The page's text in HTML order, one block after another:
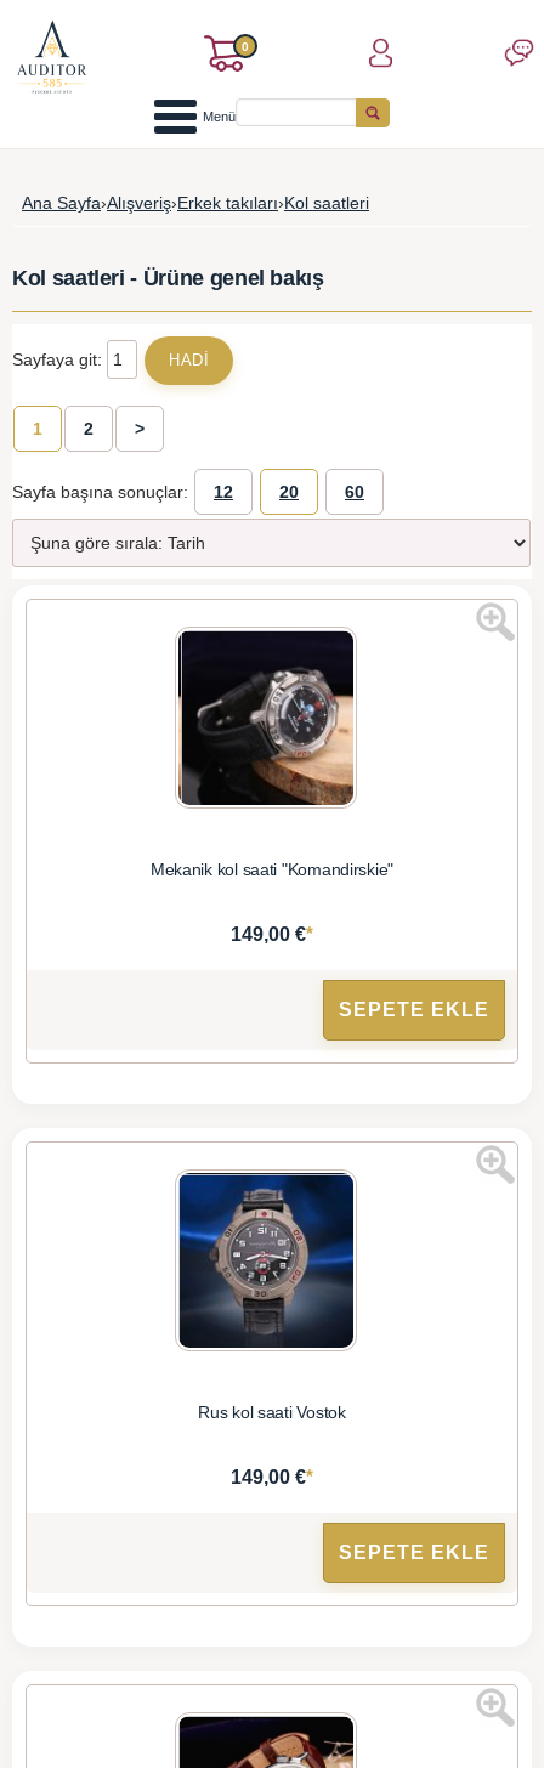
0
Menü
Ana Sayfa›Alışveriş›Erkek takıları›Kol saatleri
Kol saatleri - Ürüne genel bakış
Sayfaya git:
1 2 >
Sayfa başına sonuçlar: 12 20 60
Mekanik kol saati "Komandirskie"
149,00 €*
SEPETE EKLE
Rus kol saati Vostok
149,00 €*
SEPETE EKLE